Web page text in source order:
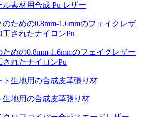
素材用合成 Pu レザー
めの0.8mm-1.6mmのフェイクレザー
れたナイロンPu
生地用の合成皮革張り材